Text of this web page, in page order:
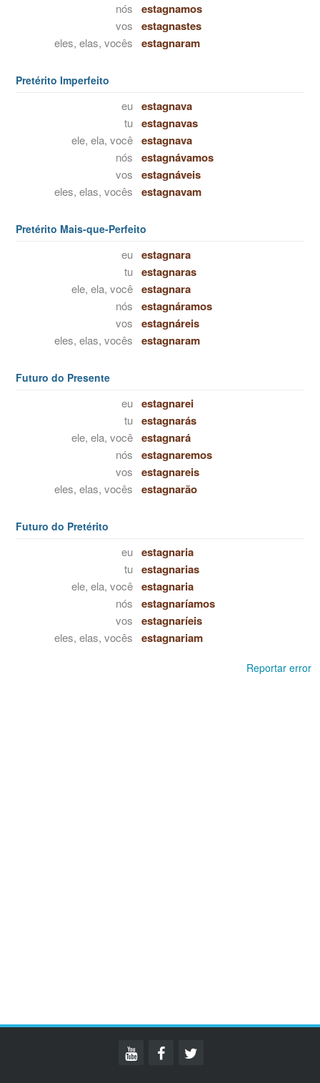
nós estagnamos
vos estagnastes
eles, elas, vocês estagnaram
Pretérito Imperfeito
eu estagnava
tu estagnavas
ele, ela, você estagnava
nós estagnávamos
vos estagnáveis
eles, elas, vocês estagnavam
Pretérito Mais-que-Perfeito
eu estagnara
tu estagnaras
ele, ela, você estagnara
nós estagnáramos
vos estagnáreis
eles, elas, vocês estagnaram
Futuro do Presente
eu estagnarei
tu estagnarás
ele, ela, você estagnará
nós estagnaremos
vos estagnareis
eles, elas, vocês estagnarão
Futuro do Pretérito
eu estagnaria
tu estagnarias
ele, ela, você estagnaria
nós estagnaríamos
vos estagnaríeis
eles, elas, vocês estagnariam
Reportar error